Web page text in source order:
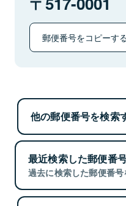
郵便番号をコピーす
他の郵便番号を検索
最近検索した郵便番
過去に検索した郵便番号